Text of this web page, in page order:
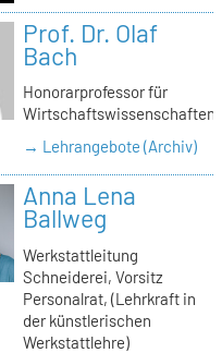
Prof. Dr. Olaf
Bach
Honorarprofessor für
Wirtschaftswissenschaften
→ Lehrangebote (Archiv)
Anna Lena
Ballweg
Werkstattleitung
Schneiderei, Vorsitz
Personalrat, (Lehrkraft in
der künstlerischen
Werkstattlehre)